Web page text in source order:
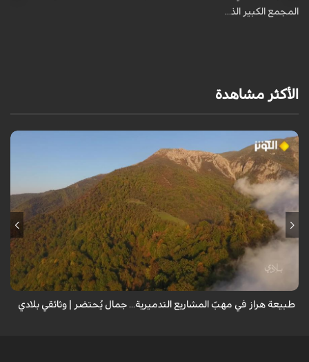
المجمع الكبير الذ...
الأكثر مشاهدة
من قلب طبيعة هراز التي كانت يوماً من أجمل الموائل الطبيعية في إيران، يحذر
المعد من كارثة بيئية: "وحش الأعمال والمشاريع التدميرية تنهش بجسم
طبيعة هراز في مهبّ المشاريع التدميرية... جمال يُحتضر | وثائقي بلادي